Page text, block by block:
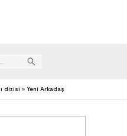
dizisi Yeni Arkadaş